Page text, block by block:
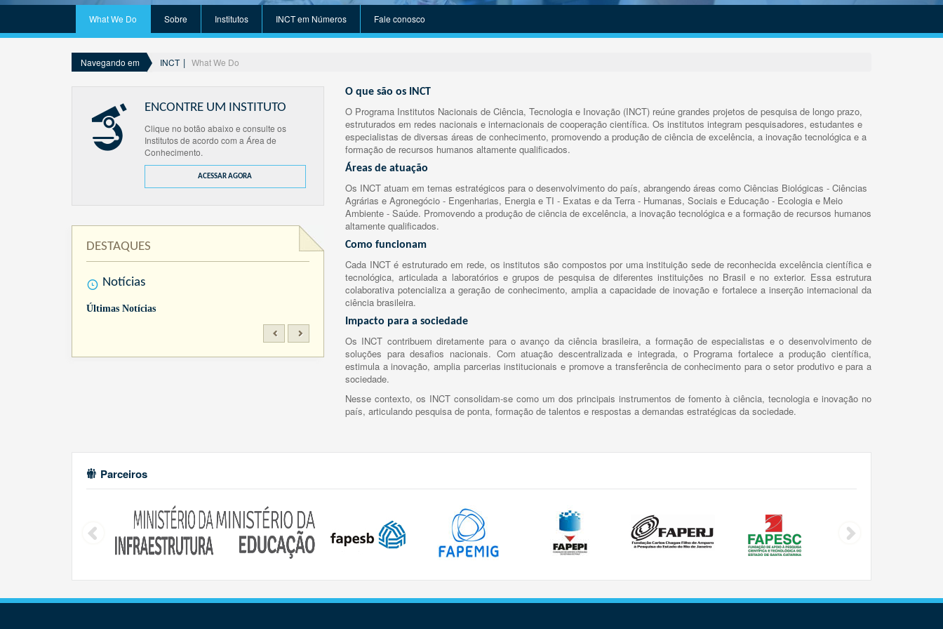
What We Do Sobre Institutos INCT em Números Fale conosco
Navegando em INCT What We Do
ENCONTRE UM INSTITUTO
Clique no botão abaixo e consulte os
Institutos de acordo com a Área de
Conhecimento.
ACESSAR AGORA
DESTAQUES
Notícias
Últimas Notícias
O que são os INCT
O Programa Institutos Nacionais de Ciência, Tecnologia e Inovação (INCT) reúne grandes projetos de pesquisa de longo prazo,
estruturados em redes nacionais e internacionais de cooperação científica. Os institutos integram pesquisadores, estudantes e
especialistas de diversas áreas de conhecimento, promovendo a produção de ciência de excelência, a inovação tecnológica e a
formação de recursos humanos altamente qualificados.
Áreas de atuação
Os INCT atuam em temas estratégicos para o desenvolvimento do país, abrangendo áreas como Ciências Biológicas - Ciências
Agrárias e Agronegócio - Engenharias, Energia e TI - Exatas e da Terra - Humanas, Sociais e Educação - Ecologia e Meio
Ambiente - Saúde. Promovendo a produção de ciência de excelência, a inovação tecnológica e a formação de recursos humanos
altamente qualificados.
Como funcionam
Cada INCT é estruturado em rede, os institutos são compostos por uma instituição sede de reconhecida excelência científica e
tecnológica, articulada a laboratórios e grupos de pesquisa de diferentes instituições no Brasil e no exterior. Essa estrutura
colaborativa potencializa a geração de conhecimento, amplia a capacidade de inovação e fortalece a inserção internacional da
ciência brasileira.
Impacto para a sociedade
Os INCT contribuem diretamente para o avanço da ciência brasileira, a formação de especialistas e o desenvolvimento de
soluções para desafios nacionais. Com atuação descentralizada e integrada, o Programa fortalece a produção científica,
estimula a inovação, amplia parcerias institucionais e promove a transferência de conhecimento para o setor produtivo e para a
sociedade.
Nesse contexto, os INCT consolidam-se como um dos principais instrumentos de fomento à ciência, tecnologia e inovação no
país, articulando pesquisa de ponta, formação de talentos e respostas a demandas estratégicas da sociedade.
Parceiros